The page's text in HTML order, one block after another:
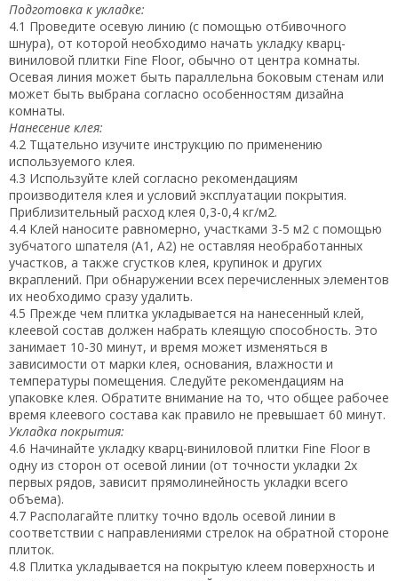
Подготовка к укладке:
4.1 Проведите осевую линию (с помощью отбивочного
шнура), от которой необходимо начать укладку кварц-
виниловой плитки Fine Floor, обычно от центра комнаты.
Осевая линия может быть параллельна боковым стенам или
может быть выбрана согласно особенностям дизайна
комнаты.
Нанесение клея:
4.2 Тщательно изучите инструкцию по применению
используемого клея.
4.3 Используйте клей согласно рекомендациям
производителя клея и условий эксплуатации покрытия.
Приблизительный расход клея 0,3-0,4 кг/м2.
4.4 Клей наносите равномерно, участками 3-5 м2 с помощью
зубчатого шпателя (А1, А2) не оставляя необработанных
участков, а также сгустков клея, крупинок и других
вкраплений. При обнаружении всех перечисленных элементов
их необходимо сразу удалить.
4.5 Прежде чем плитка укладывается на нанесенный клей,
клеевой состав должен набрать клеящую способность. Это
занимает 10-30 минут, и время может изменяться в
зависимости от марки клея, основания, влажности и
температуры помещения. Следуйте рекомендациям на
упаковке клея. Обратите внимание на то, что общее рабочее
время клеевого состава как правило не превышает 60 минут.
Укладка покрытия:
4.6 Начинайте укладку кварц-виниловой плитки Fine Floor в
одну из сторон от осевой линии (от точности укладки 2х
первых рядов, зависит прямолинейность укладки всего
объема).
4.7 Располагайте плитку точно вдоль осевой линии в
соответствии с направлениями стрелок на обратной стороне
плиток.
4.8 Плитка укладывается на покрытую клеем поверхность и